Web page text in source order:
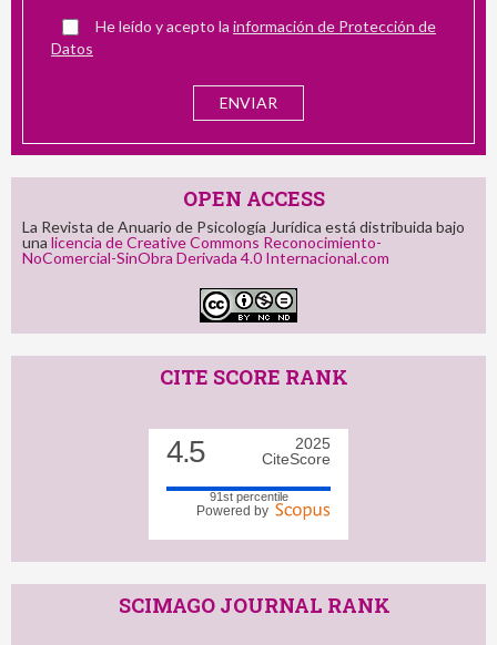
He leído y acepto la información de Protección de
Datos
OPEN ACCESS
La Revista de Anuario de Psicología Jurídica está distribuida bajo
una licencia de Creative Commons Reconocimiento-
NoComercial-SinObra Derivada 4.0 Internacional.com
CITE SCORE RANK
4.5
2025
CiteScore
91st percentile
Powered by
SCIMAGO JOURNAL RANK